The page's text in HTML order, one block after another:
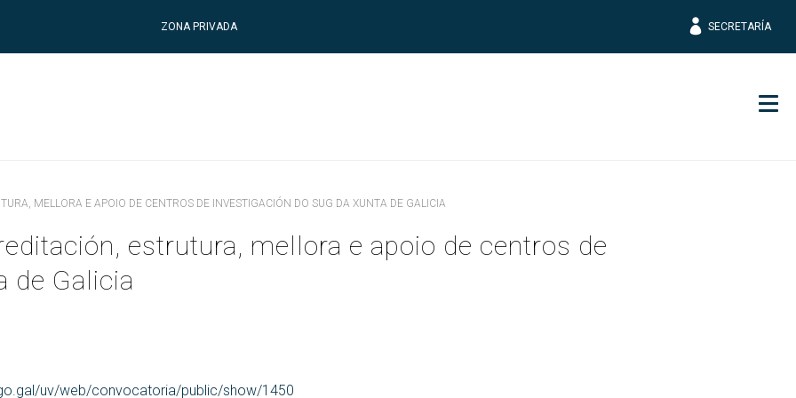
ZONA PRIVADA SECRETARÍA
MELLORA E APOIO DE CENTROS DE INVESTIGACIÓN DO SUG DA XUNTA DE GALICIA
estrutura, mellora e apoio de centros de
de Galicia
uv/web/convocatoria/public/show/1450